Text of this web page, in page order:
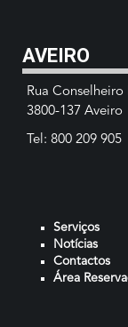
AVEIRO
Rua Conselheiro
3800-137 Aveiro
Tel: 800 209 905
Serviços
Notícias
Contactos
Área